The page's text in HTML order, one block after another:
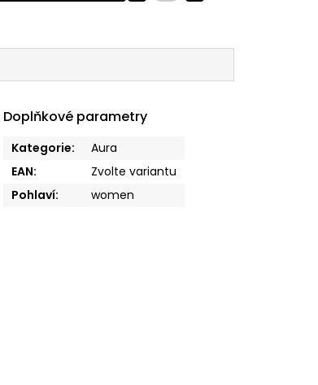
Doplňkové parametry
Kategorie:
Aura
EAN:
Zvolte variantu
Pohlaví: women